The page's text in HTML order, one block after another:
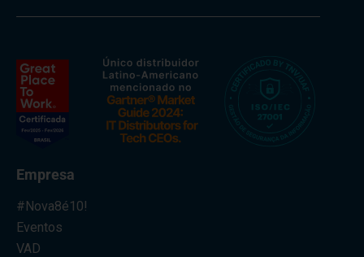
Empresa
#Nova8é10!
Eventos
VAD